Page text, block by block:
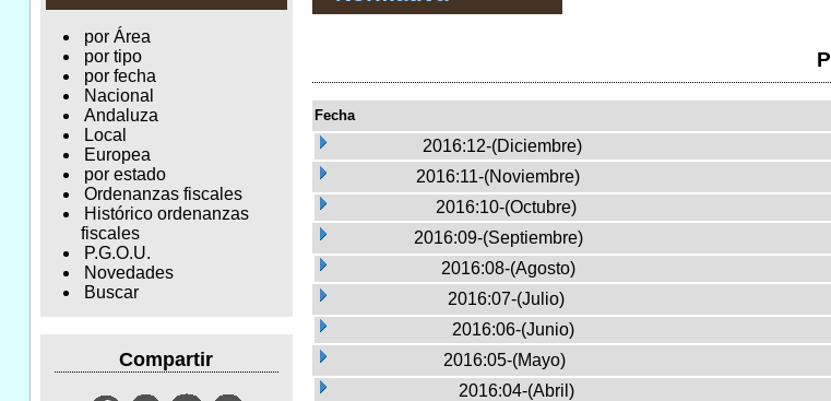
por Área
por tipo
por fecha
Nacional
Andaluza
Local
Europea
por estado
Ordenanzas fiscales
Histórico ordenanzas
fiscales
P.G.O.U.
Novedades
Buscar
Compartir
Fecha
2016:12-(Diciembre)
2016:11-(Noviembre)
2016:10-(Octubre)
2016:09-(Septiembre)
2016:08-(Agosto)
2016:07-(Julio)
2016:06-(Junio)
2016:05-(Mayo)
2016:04-(Abril)